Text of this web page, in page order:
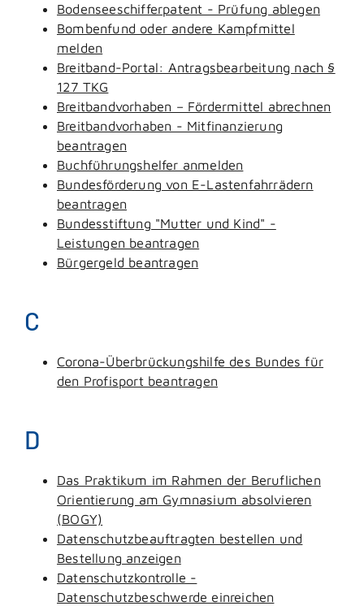
Bodenseeschifferpatent - Prüfung ablegen
Bombenfund oder andere Kampfmittel
melden
Breitband-Portal: Antragsbearbeitung nach §
127 TKG
Breitbandvorhaben – Fördermittel abrechnen
Breitbandvorhaben - Mitfinanzierung
beantragen
Buchführungshelfer anmelden
Bundesförderung von E-Lastenfahrrädern
beantragen
Bundesstiftung "Mutter und Kind" -
Leistungen beantragen
Bürgergeld beantragen
C
Corona-Überbrückungshilfe des Bundes für
den Profisport beantragen
D
Das Praktikum im Rahmen der Beruflichen
Orientierung am Gymnasium absolvieren
(BOGY)
Datenschutzbeauftragten bestellen und
Bestellung anzeigen
Datenschutzkontrolle -
Datenschutzbeschwerde einreichen